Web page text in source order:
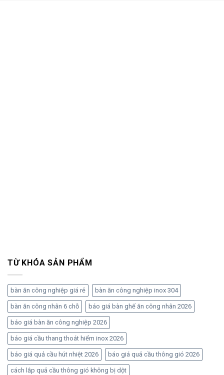
TỪ KHÓA SẢN PHẨM
bàn ăn công nghiệp giá rẻ bàn ăn công nghiệp inox 304
bàn ăn công nhân 6 chỗ báo giá bàn ghế ăn công nhân 2026
báo giá bàn ăn công nghiệp 2026
báo giá cầu thang thoát hiểm inox 2026
báo giá quả cầu hút nhiệt 2026 báo giá quả cầu thông gió 2026
cách lắp quả cầu thông gió không bị dột